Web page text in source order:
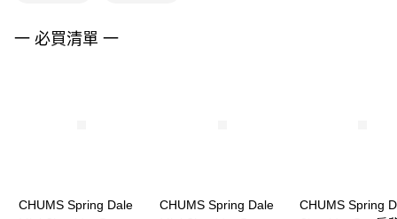
４．使用「AFTEE先享後付」時，將依據個別帳號之用戶狀況，依本公司即
一 必買清單 一
CHUMS Spring Dale
CHUMS Spring Dale
CHUMS Spring